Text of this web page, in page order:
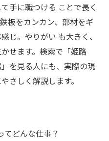
手に職つける ことで長く
板をカンカン、部材をギ
じ。やりがい も大きく、
せます。検索で「姫路
を見る人にも、実際の現
さしく解説します。
てどんな仕事？